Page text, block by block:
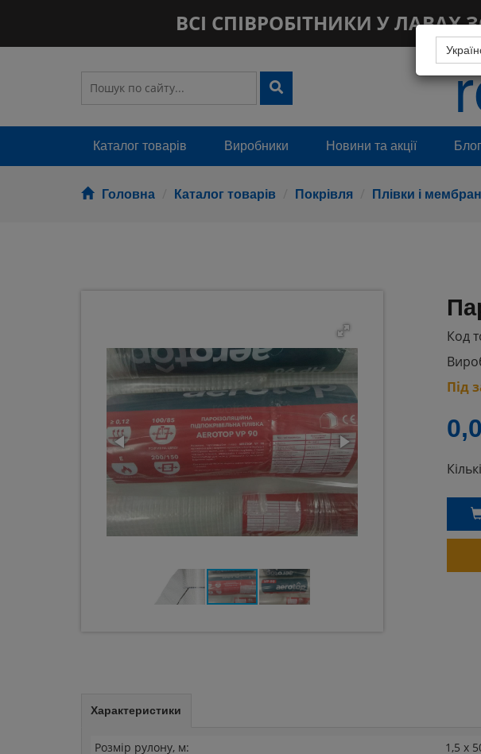
ВСІ СПІВРОБІТНИКИ У ЛАВАХ
Каталог товарів Виробники Новини та акції Блог
Головна Каталог товарів Покрівля Плівки і
Код
Під
Характеристики
Розмір рулону, м:
1,5 x